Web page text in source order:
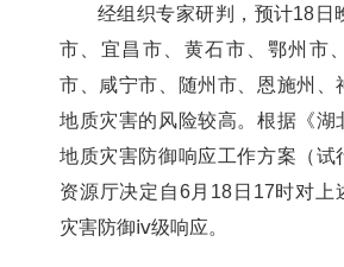
经组织专家研判，预计18日
市、宜昌市、黄石市、鄂州市
市、咸宁市、随州市、恩施州、
地质灾害的风险较高。根据《湖
地质灾害防御响应工作方案（试
资源厅决定自6月18日17时对上
灾害防御ⅳ级响应。